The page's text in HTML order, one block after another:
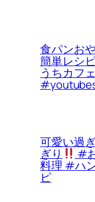
食パンお
簡単レシ
うちカフ
可愛い過
ぎり #
料理 #ハ
ピ